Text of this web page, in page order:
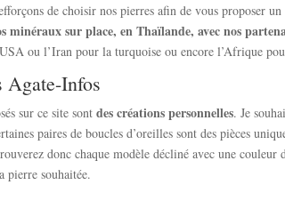
de choisir nos pierres afin de vous proposer un
minéraux sur place, en Thaïlande, avec nos
ou l’Iran pour la turquoise ou encore l’Afrique
Agate-Infos
sur ce site sont des créations personnelles. Je
paires de boucles d’oreilles sont des pièces
donc chaque modèle décliné avec une
pierre souhaitée.